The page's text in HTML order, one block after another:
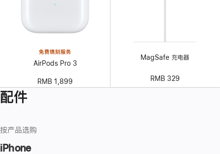
免费镌刻服务
AirPods Pro 3
RMB 1,899
MagSafe 充电器
RMB 329
配件
按产品选购
iPhone